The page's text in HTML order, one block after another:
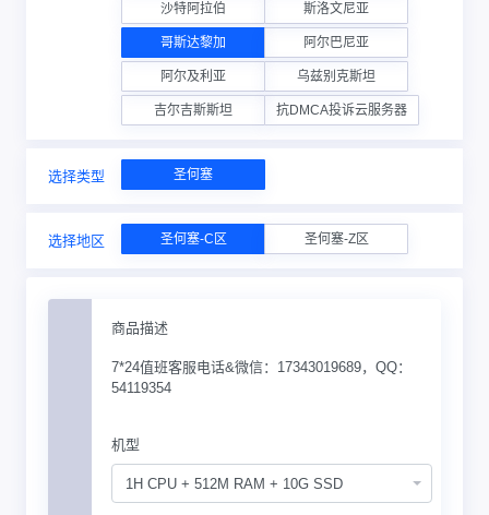
沙特阿拉伯 斯洛文尼亚
哥斯达黎加 阿尔巴尼亚
阿尔及利亚 乌兹别克斯坦
吉尔吉斯斯坦 抗DMCA投诉云服务器
选择类型 圣何塞
选择地区 圣何塞-C区 圣何塞-Z区
商品描述
7*24值班客服电话&微信：17343019689，QQ：
54119354
机型
1H CPU + 512M RAM + 10G SSD